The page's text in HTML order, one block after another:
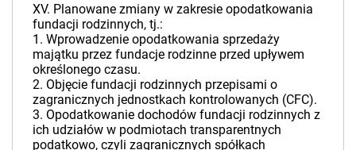
XV. Planowane zmiany w zakresie opodatkowania
fundacji rodzinnych, tj.:
1. Wprowadzenie opodatkowania sprzedaży
majątku przez fundacje rodzinne przed upływem
określonego czasu.
2. Objęcie fundacji rodzinnych przepisami o
zagranicznych jednostkach kontrolowanych (CFC).
3. Opodatkowanie dochodów fundacji rodzinnych z
ich udziałów w podmiotach transparentnych
podatkowo, czyli zagranicznych spółkach